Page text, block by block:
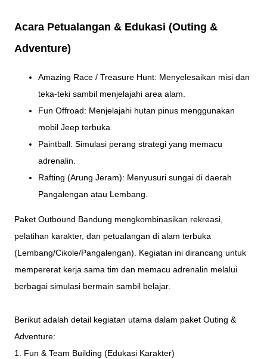
Acara Petualangan & Edukasi (Outing &
Adventure)
Amazing Race / Treasure Hunt: Menyelesaikan misi dan
teka-teki sambil menjelajahi area alam.
Fun Offroad: Menjelajahi hutan pinus menggunakan
mobil Jeep terbuka.
Paintball: Simulasi perang strategi yang memacu
adrenalin.
Rafting (Arung Jeram): Menyusuri sungai di daerah
Pangalengan atau Lembang.
Paket Outbound Bandung mengkombinasikan rekreasi,
pelatihan karakter, dan petualangan di alam terbuka
(Lembang/Cikole/Pangalengan). Kegiatan ini dirancang untuk
mempererat kerja sama tim dan memacu adrenalin melalui
berbagai simulasi bermain sambil belajar.
Berikut adalah detail kegiatan utama dalam paket Outing &
Adventure:
1. Fun & Team Building (Edukasi Karakter)